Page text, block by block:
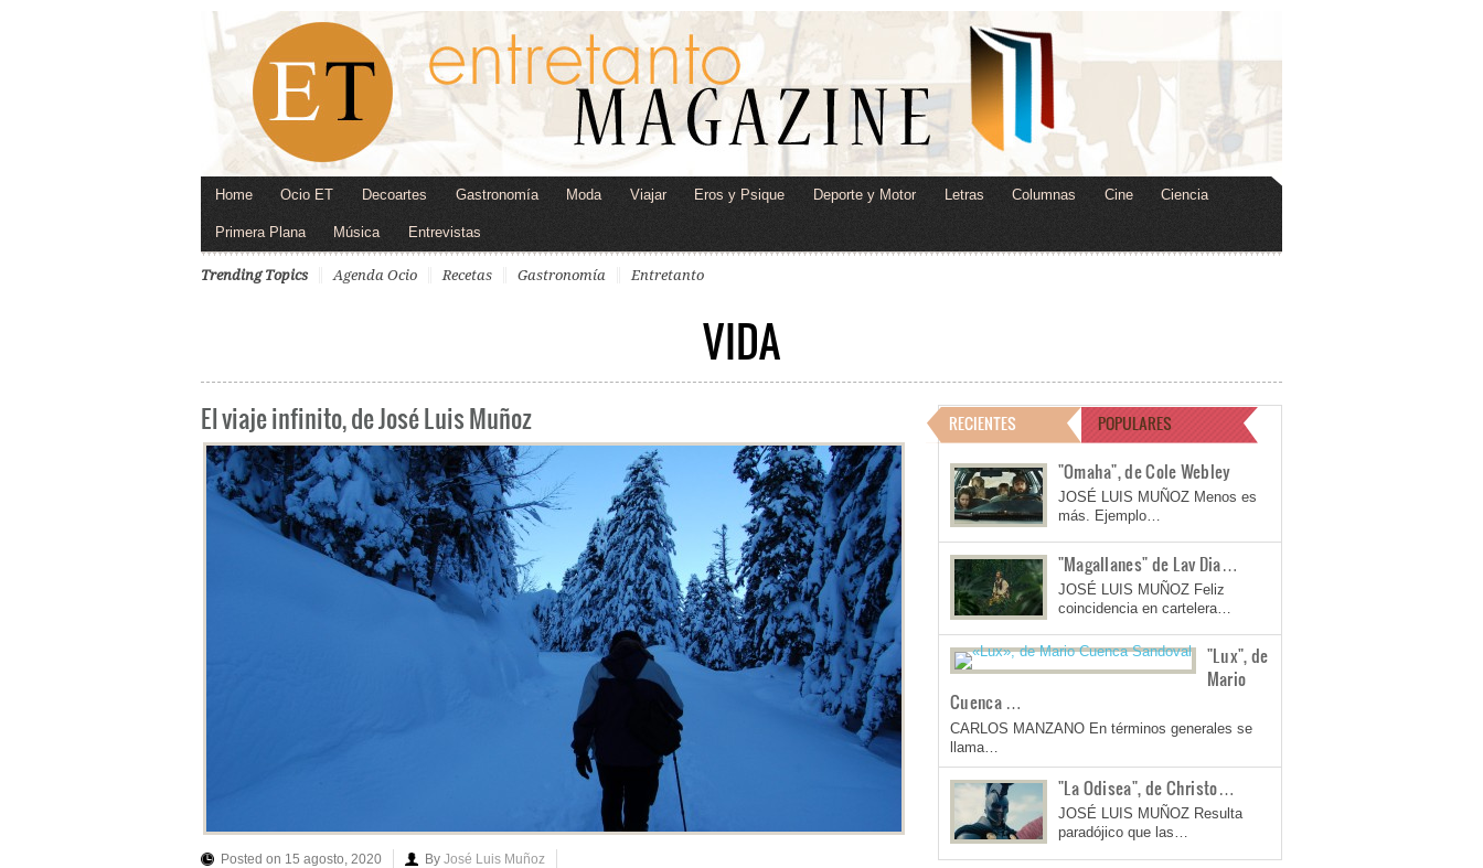
Home Ocio ET Decoartes Gastronomía Moda Viajar Eros y Psique Deporte y Motor Letras Columnas Cine Ciencia
Primera Plana Música Entrevistas
Trending Topics Agenda Ocio Recetas Gastronomía Entretanto
VIDA
El viaje infinito, de José Luis Muñoz
Posted on 15 agosto, 2020 By José Luis Muñoz
RECIENTES POPULARES
"Omaha", de Cole Webley
JOSÉ LUIS MUÑOZ Menos es
más. Ejemplo…
"Magallanes" de Lav Dia…
JOSÉ LUIS MUÑOZ Feliz
coincidencia en cartelera…
"Lux", de
Mario
Cuenca …
CARLOS MANZANO En términos generales se
llama…
"La Odisea", de Christo…
JOSÉ LUIS MUÑOZ Resulta
paradójico que las…